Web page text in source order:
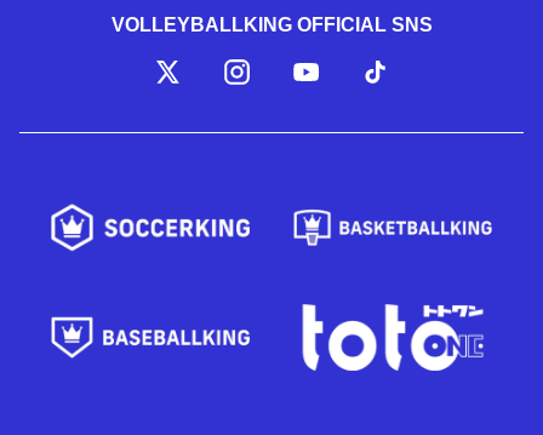
VOLLEYBALLKING OFFICIAL SNS